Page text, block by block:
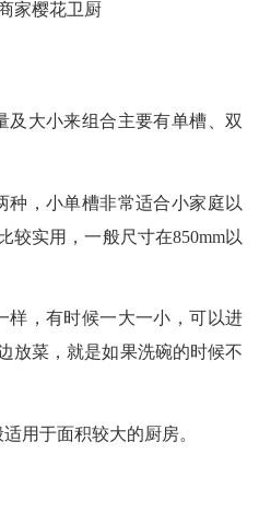
家樱花卫厨
及大小来组合主要有单槽、双
种，小单槽非常适合小家庭以
较实用，一般尺寸在850mm以
样，有时候一大一小，可以进
放菜，就是如果洗碗的时候不
用于面积较大的厨房。